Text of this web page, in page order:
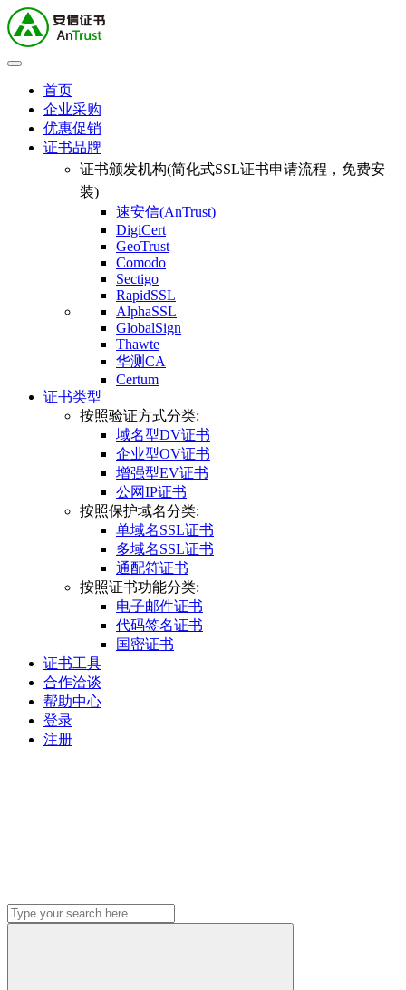
首页
企业采购
优惠促销
证书品牌
证书颁发机构(简化式SSL证书申请流程，免费安
装)
速安信(AnTrust)
DigiCert
GeoTrust
Comodo
Sectigo
RapidSSL
AlphaSSL
GlobalSign
Thawte
华测CA
Certum
证书类型
按照验证方式分类:
域名型DV证书
企业型OV证书
增强型EV证书
公网IP证书
按照保护域名分类:
单域名SSL证书
多域名SSL证书
通配符证书
按照证书功能分类:
电子邮件证书
代码签名证书
国密证书
证书工具
合作洽谈
帮助中心
登录
注册